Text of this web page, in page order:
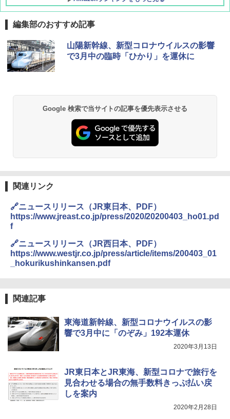
D40 地球の歩き方 チェンマイ タイ北部の魅
力的な町 2026～2027 地球の歩き方D アジア
地球の歩き方 スター・ウォーズ
￥2,695
ァキア 2026～2027 地球の歩き方A ヨーロッ
パ
￥1,540
[キャンパーズコレクション 山善] ポップアッ
プテント 傘みたいに広げて畳める パッとサ
ッとサンシェード キューブ フルクローズ メ
￥6,830
PYKES PEAK (パイクスピーク) 着替えテン
ト プライバシー テント 【中が透けない】 1
人用 折りたたみ 防災グッズ 災害用トイレ ビ
易 トイレテント (グレー)
ENDLESS BASE 《めざましテレビで紹介》
テント ワンタッチ RENEW 幅200 2-3人用 43
￥5,999
￥9,990
イド ブラックコーティング フルクローズ メ
ッシュ 4人用 簡単設置 ポップアップテント P
ATCW-150B エクルベージュ
熊撃退スプレー 熊よけスプレー 熊スプレー
【日本企業販売】超強力クマ対策スプレー 30
0ml（連続噴射30秒）110ml（連続噴射15
防災用品 長期保存可能 緊急時用 日本国内発
￥3,680
026リニューアル 急速冷凍 空間倍増 衛生的
BUNDOK(バンドック)ソロ ドーム 1 EX BDK
￥-
￥6,459
可能 安全ロック付き 高安全性 金属製耐久 コ
ンパクト多機能設計 持ち運び便利 アウトド
ア/オフィス/教育現場/展示会用 緑
編集部のおすすめ記事
山陽新幹線、新型コロナウイルスの影響
で3月中の臨時「ひかり」を運休に
Google 検索で当サイトの記事を優先表示させる
関連リンク
🔗ニュースリリース（JR東日本、PDF）
https://www.jreast.co.jp/press/2020/20200403_ho01.pd
f
🔗ニュースリリース（JR西日本、PDF）
https://www.westjr.co.jp/press/article/items/200403_01
_hokurikushinkansen.pdf
関連記事
東海道新幹線、新型コロナウイルスの影
響で3月中に「のぞみ」192本運休
2020年3月13日
JR東日本とJR東海、新型コロナで旅行を
見合わせる場合の無手数料きっぷ払い戻
しを案内
2020年2月28日